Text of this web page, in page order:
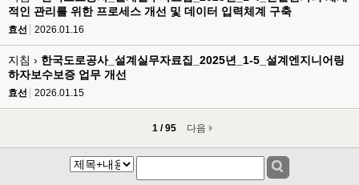
적인 관리를 위한 프로세스 개선 및 데이터 입력체계 구축
효선 2026.01.16
지침 › 한국도로공사_설계실무자료집_2025년_1-5_설계엔지니어링
하자보수보증 업무 개선
효선 2026.01.15
1 / 95 다음